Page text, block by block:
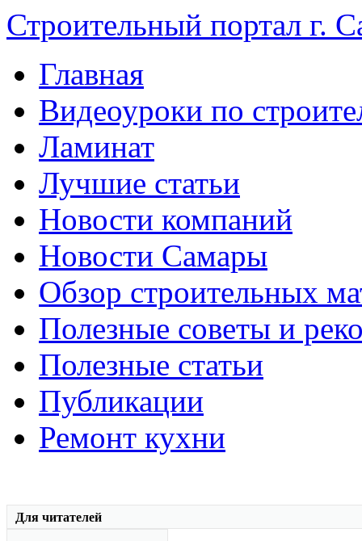
Строительный портал г.
Главная
Видеоуроки по
Ламинат
Лучшие статьи
Новости компаний
Новости Самары
Обзор строительных
Полезные советы и
Полезные статьи
Публикации
Ремонт кухни
Для читателей